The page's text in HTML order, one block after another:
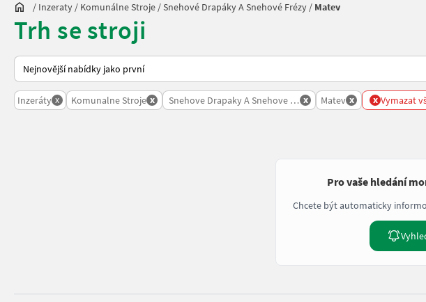
/ Inzeraty / Komunálne Stroje /Snehové Drapáky A Snehové Frézy / Matev
Trh se stroji
Takto se řadí nabídky na Landwirt.com
Inzeráty x Komunalne Stroje x Snehove Drapaky A Snehove Frezy
x Matev x x Vymazat
Pro vaše hledání
Chcete být automaticky